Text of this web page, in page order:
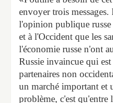
envoyer trois
l'opinion publique russe
et à l'Occident que les
l'économie russe n'ont
Russie invaincue qui est
partenaires non
un marché important et
problème, c'est qu'entre